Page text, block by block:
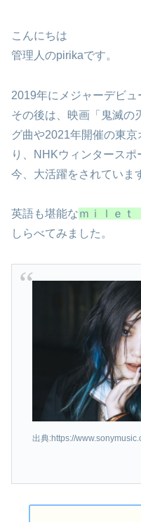
こんにちは
管理人のpirikaです。
2019年にメジャーデビュ
その後は、映画「鬼滅
グ曲や2021年開催の東
り、NHKウィンタースポ
今、大活躍をされていま
英語も堪能なｍｉｌｅｔ
しらべてみました。
出典:https://